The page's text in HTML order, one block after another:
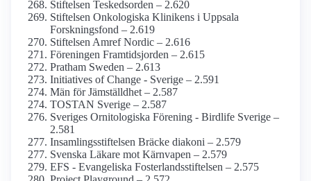
Stiftelsen Teskedsorden – 2.620
Stiftelsen Onkologiska Klinikens i Uppsala
Forskningsfond – 2.619
Stiftelsen Amref Nordic – 2.616
Föreningen Framtidsjorden – 2.615
Pratham Sweden – 2.613
Initiatives of Change - Sverige – 2.591
Män för Jämställdhet – 2.587
TOSTAN Sverige – 2.587
Sveriges Ornitologiska Förening - Birdlife Sverige –
2.581
Insamlings­stiftelsen Bräcke diakoni – 2.579
Svenska Läkare mot Kärnvapen – 2.579
EFS - Evangeliska Fosterlands­stiftelsen – 2.575